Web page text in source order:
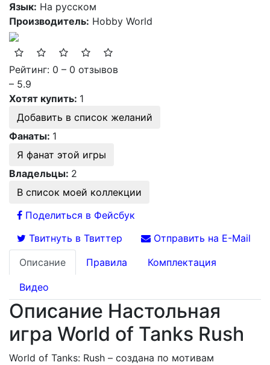
Язык: На русском
Производитель: Hobby World
Рейтинг: 0 – 0 отзывов
– 5.9
Хотят купить: 1
Добавить в список желаний
Фанаты: 1
Я фанат этой игры
Владельцы: 2
В список моей коллекции
Поделиться в Фейсбук
Твитнуть в Твиттер
Отправить на E-Mail
Описание
Правила Комплектация
Видео
Описание Настольная
игра World of Tanks Rush
World of Tanks: Rush – создана по мотивам